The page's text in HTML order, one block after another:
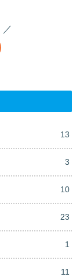
13
3
10
23
1
11